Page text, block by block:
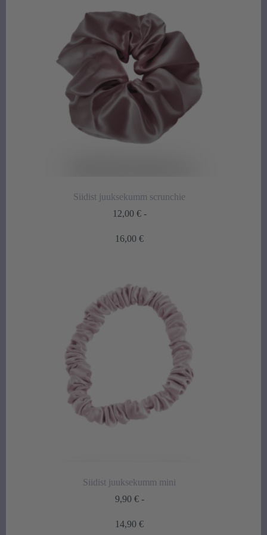
Siidist juuksekumm scrunchie
12,00 € -
16,00€Hintaluokka:
Siidist juuksekumm mini
9,90 € -
14,90€Hintaluokka: